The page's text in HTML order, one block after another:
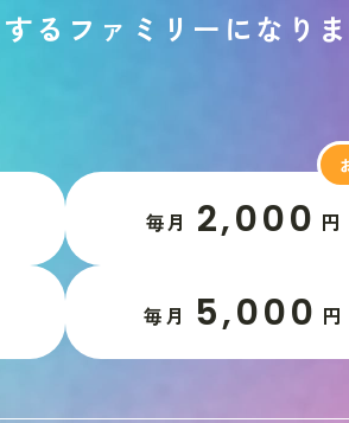
する フ ァ ミ リ ー に な り ま
毎月 2,000 円
毎月 5,000 円